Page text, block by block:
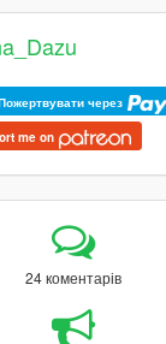
через
me on
24 коментарів